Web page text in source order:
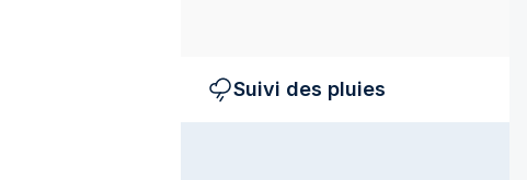
Suivi des pluies